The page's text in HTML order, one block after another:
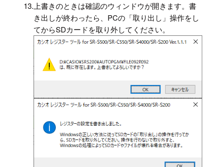
13.上書きのときは確認のウィンドウが開きます。書
き出しが終わったら、PCの「取り出し」操作をし
てからSDカードを取り外してください。